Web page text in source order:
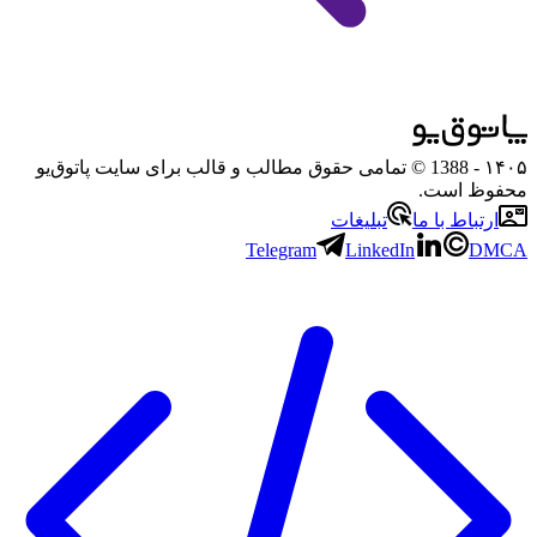
۱۴۰۵
- 1388 © تمامی حقوق مطالب و قالب برای سایت پاتوق‌یو
محفوظ است.
ارتباط با ما
تبلیغات
Telegram
LinkedIn DMCA